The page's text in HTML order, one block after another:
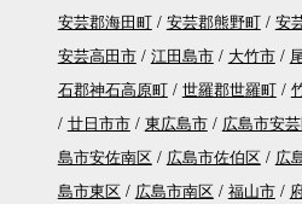
安芸郡海田町 安芸郡熊野町 安
安芸高田市
江田島市 大竹市
石郡神石高原町
世羅郡世羅町
廿日市市
東広島市 広島市安
島市安佐南区
広島市佐伯区 広
島市東区
広島市南区 福山市